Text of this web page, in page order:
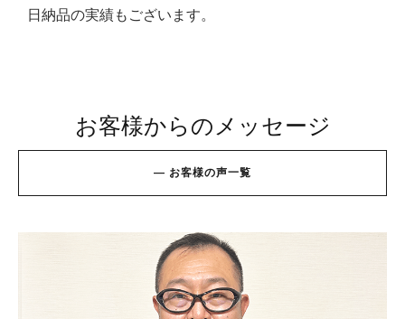
日納品の実績もございます。
お客様からのメッセージ
— お客様の声一覧